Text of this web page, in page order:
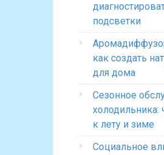
подсветки
как создать
для дома
Сезонное
холодильника:
к лету и зиме
Социальное